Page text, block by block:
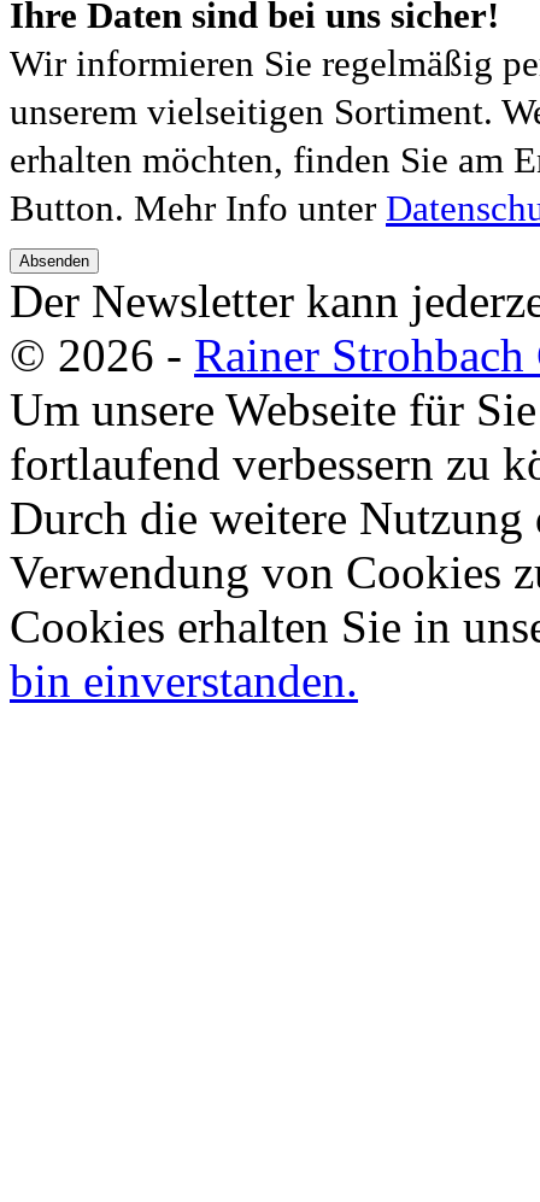
Ihre Daten sind bei uns sicher!
Wir informieren Sie regelmäßig
unserem vielseitigen Sortiment.
erhalten möchten, finden Sie am
Button. Mehr Info unter
Absenden
Der Newsletter kann
© 2026 - Rainer
Um unsere Webseite für
fortlaufend verbessern zu
Durch die weitere Nutzung
Verwendung von Cookies
Cookies erhalten Sie in
bin einverstanden.